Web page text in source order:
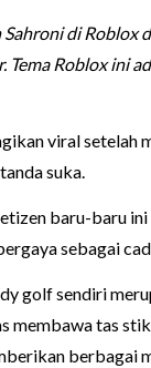
di Roblox
Tema Roblox ini
viral setelah
suka.
baru-baru
sebagai
golf sendiri
membawa tas
berbagai